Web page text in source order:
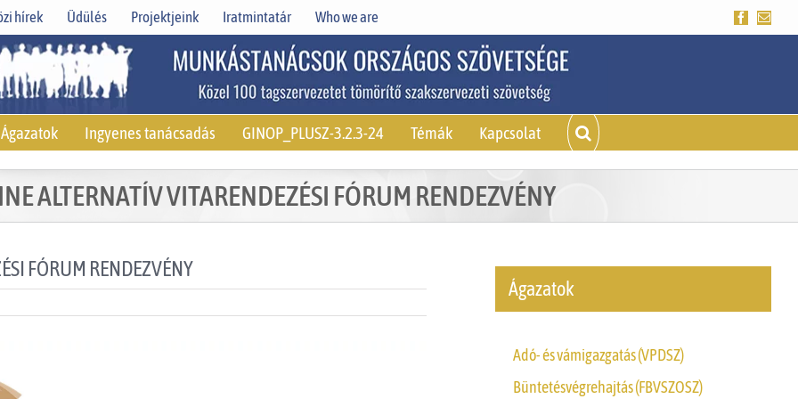
hírek Üdülés Projektjeink Iratmintatár Who we are Facebook
Ágazatok Ingyenes tanácsadás GINOP_PLUSZ-3.2.3-24 Témák Kapcsolat
ALTERNATÍV VITARENDEZÉSI FÓRUM RENDEZVÉNY
FÓRUM RENDEZVÉNY
Ágazatok
Adó- és vámigazgatás (VPDSZ)
Büntetésvégrehajtás (FBVSZOSZ)